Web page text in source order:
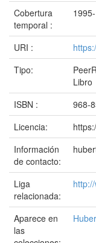
Cobertura
temporal :
URI :
Tipo:
Libro
ISBN :
968-
Licencia:
Información
de contacto:
Liga
relacionada:
Aparece en
las